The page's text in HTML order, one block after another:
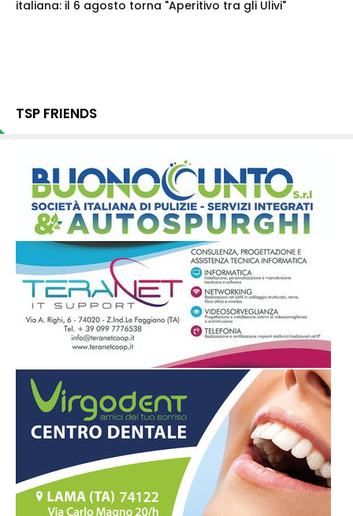
italiana: il 6 agosto torna "Aperitivo tra gli Ulivi"
TSP FRIENDS